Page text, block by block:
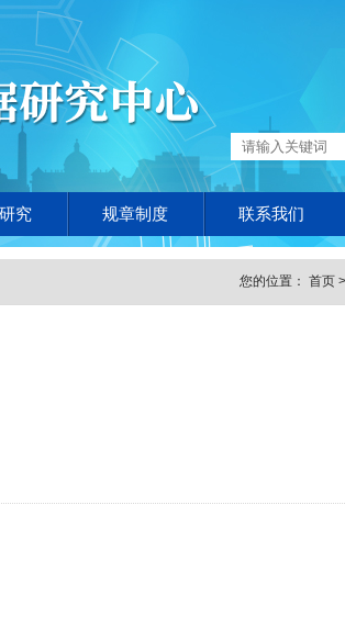
究 规章制度 联系我们
您的位置： 首页 >